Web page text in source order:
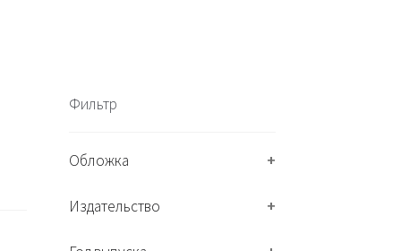
Фильтр
Обложка +
Издательство +